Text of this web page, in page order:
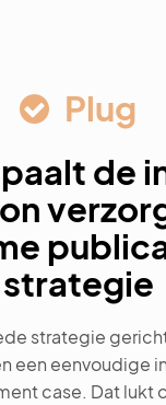
Plug
de
strategie
strategie
een eenvoudige
case. Dat lukt